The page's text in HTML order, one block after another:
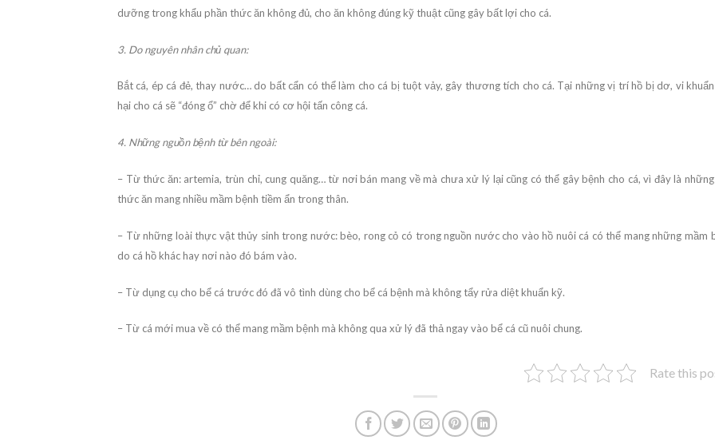
dưỡng trong khẩu phần thức ăn không đủ, cho ăn không đúng kỹ thuật cũng gây bất lợi cho cá.
3. Do nguyên nhân chủ quan:
Bắt cá, ép cá đẻ, thay nước… do bất cẩn có thể làm cho cá bị tuột vảy, gây thương tích cho cá. Tại những vị trí hồ bị dơ, vi
hại cho cá sẽ “đóng ổ” chờ để khi có cơ hội tấn công cá.
4. Những nguồn bệnh từ bên ngoài:
– Từ thức ăn: artemia, trùn chỉ, cung quăng… từ nơi bán mang về mà chưa xử lý lại cũng có thể gây bệnh cho cá, vì đây là
thức ăn mang nhiều mầm bệnh tiềm ẩn trong thân.
– Từ những loài thực vật thủy sinh trong nước: bèo, rong cỏ có trong nguồn nước cho vào hồ nuôi cá có thể mang những mầm
do cá hồ khác hay nơi nào đó bám vào.
– Từ dụng cụ cho bể cá trước đó đã vô tình dùng cho bể cá bệnh mà không tẩy rửa diệt khuẩn kỹ.
– Từ cá mới mua về có thể mang mầm bệnh mà không qua xử lý đã thả ngay vào bể cá cũ nuôi chung.
Rate this